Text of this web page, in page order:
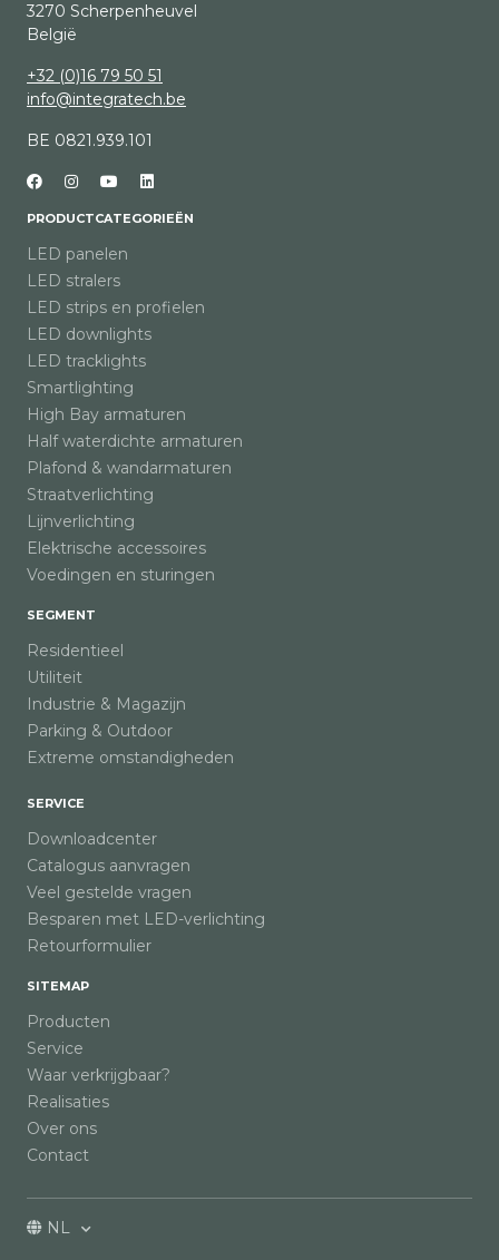
3270 Scherpenheuvel
België
+32 (0)16 79 50 51
info@integratech.be
BE 0821.939.101
PRODUCTCATEGORIEËN
LED panelen
LED stralers
LED strips en profielen
LED downlights
LED tracklights
Smartlighting
High Bay armaturen
Half waterdichte armaturen
Plafond & wandarmaturen
Straatverlichting
Lijnverlichting
Elektrische accessoires
Voedingen en sturingen
SEGMENT
Residentieel
Utiliteit
Industrie & Magazijn
Parking & Outdoor
Extreme omstandigheden
SERVICE
Downloadcenter
Catalogus aanvragen
Veel gestelde vragen
Besparen met LED-verlichting
Retourformulier
SITEMAP
Producten
Service
Waar verkrijgbaar?
Realisaties
Over ons
Contact
NL